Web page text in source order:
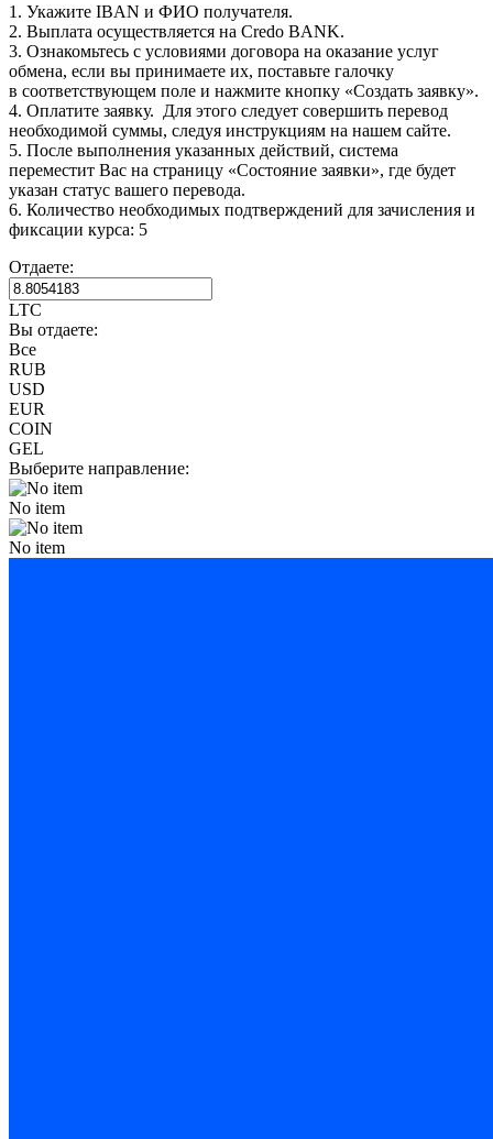
1. Укажите IBAN и ФИО получателя.
2. Выплата осуществляется на Credo BANK.
3. Ознакомьтесь с условиями договора на оказание услуг
обмена, если вы принимаете их, поставьте галочку
в соответствующем поле и нажмите кнопку «Создать заявку».
4. Оплатите заявку. Для этого следует совершить перевод
необходимой суммы, следуя инструкциям на нашем сайте.
5. После выполнения указанных действий, система
переместит Вас на страницу «Состояние заявки», где будет
указан статус вашего перевода.
6. Количество необходимых подтверждений для зачисления и
фиксации курса: 5
Отдаете:
LTC
Вы отдаете:
Все
RUB
USD
EUR
COIN
GEL
Выберите направление:
No item
No item